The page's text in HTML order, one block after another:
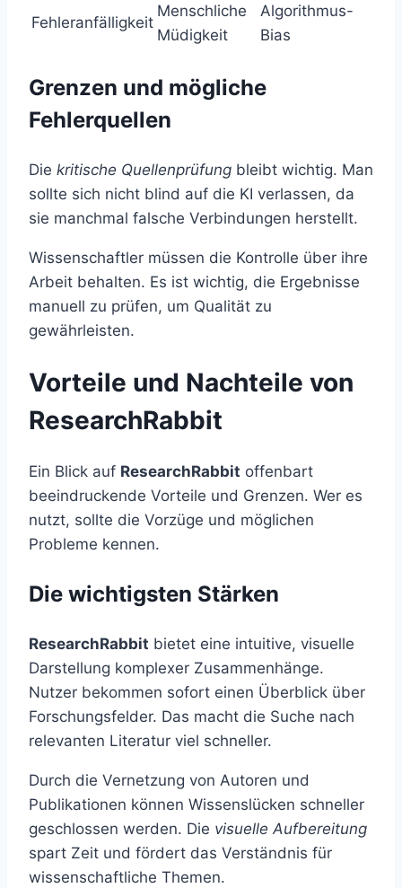
Fehleranfälligkeit
Menschliche
Müdigkeit
Algorithmus-
Bias
Grenzen und mögliche
Fehlerquellen
Die kritische Quellenprüfung bleibt wichtig. Man
sollte sich nicht blind auf die KI verlassen, da
sie manchmal falsche Verbindungen herstellt.
Wissenschaftler müssen die Kontrolle über ihre
Arbeit behalten. Es ist wichtig, die Ergebnisse
manuell zu prüfen, um Qualität zu
gewährleisten.
Vorteile und Nachteile von
ResearchRabbit
Ein Blick auf ResearchRabbit offenbart
beeindruckende Vorteile und Grenzen. Wer es
nutzt, sollte die Vorzüge und möglichen
Probleme kennen.
Die wichtigsten Stärken
ResearchRabbit bietet eine intuitive, visuelle
Darstellung komplexer Zusammenhänge.
Nutzer bekommen sofort einen Überblick über
Forschungsfelder. Das macht die Suche nach
relevanten Literatur viel schneller.
Durch die Vernetzung von Autoren und
Publikationen können Wissenslücken schneller
geschlossen werden. Die visuelle Aufbereitung
spart Zeit und fördert das Verständnis für
wissenschaftliche Themen.